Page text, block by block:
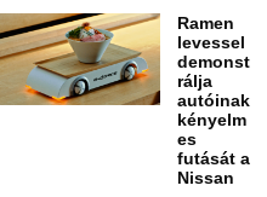
Ramen
levessel
demonst
rálja
autóinak
kényelm
es
futását a
Nissan